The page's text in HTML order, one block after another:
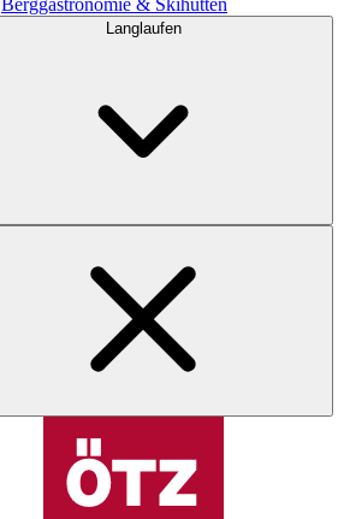
Berggastronomie & Skihütten
Langlaufen